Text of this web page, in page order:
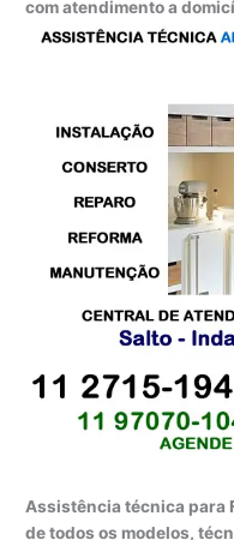
com atendimento a
Assistência técnica para
de todos os modelos,